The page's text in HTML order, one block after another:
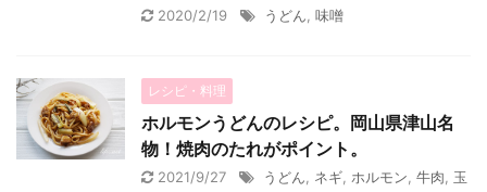
2020/2/19 うどん 味噌
レシピ・料理
ホルモンうどんのレシピ。岡山県津山名
物！焼肉のたれがポイント。
2021/9/27 うどん ネギ ホルモン 牛肉
玉